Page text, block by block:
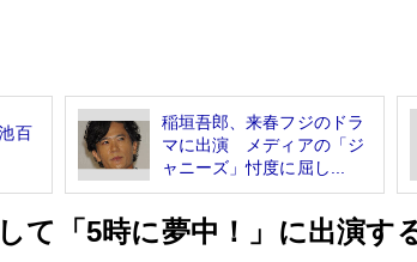
百
稲垣吾郎、来春フジのドラ
マに出演 メディアの「ジ
ャニーズ」忖度に屈し...
て「5時に夢中！」に出演す